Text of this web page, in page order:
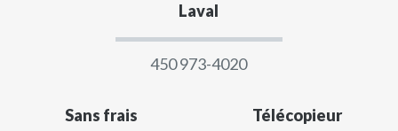
Laval
450 973-4020
Sans frais Télécopieur